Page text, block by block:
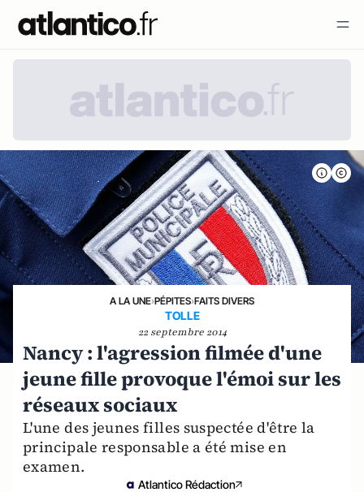
A LA UNE›PÉPITES›FAITS DIVERS
TOLLE
22 septembre 2014
Nancy : l'agression filmée d'une
jeune fille provoque l'émoi sur les
réseaux sociaux
L'une des jeunes filles suspectée d'être la
principale responsable a été mise en
examen.
Atlantico Rédaction